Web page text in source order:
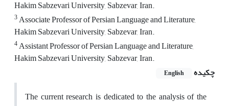
Hakim Sabzevari University, Sabzevar, Iran.
3Associate Professor of Persian Language and Literature,
Hakim Sabzevari University, Sabzevar, Iran.
4Assistant Professor of Persian Language and Literature,
Hakim Sabzevari University, Sabzevar, Iran.
چکیده
English
The current research is dedicated to the analysis of the